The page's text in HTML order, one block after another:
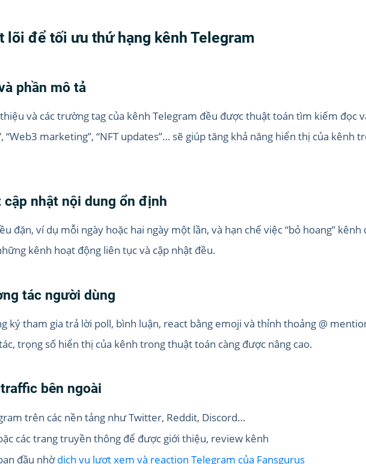
lõi để tối ưu thứ hạng kênh Telegram
phần mô tả
và các trường tag của kênh Telegram đều được thuật toán tìm kiếm đọc
“Web3 marketing”, “NFT updates”… sẽ giúp tăng khả năng hiển thị của kênh
nhật nội dung ổn định
đặn, ví dụ mỗi ngày hoặc hai ngày một lần, và hạn chế việc “bỏ hoang”
kênh hoạt động liên tục và cập nhật đều.
tác người dùng
ký tham gia trả lời poll, bình luận, react bằng emoji và thỉnh thoảng @
trọng số hiển thị của kênh trong thuật toán càng được nâng cao.
bên ngoài
trên các nền tảng như Twitter, Reddit, Discord…
các trang truyền thông để được giới thiệu, review kênh
đầu nhờdịch vụ lượt xem và reaction Telegram của Fansgurus